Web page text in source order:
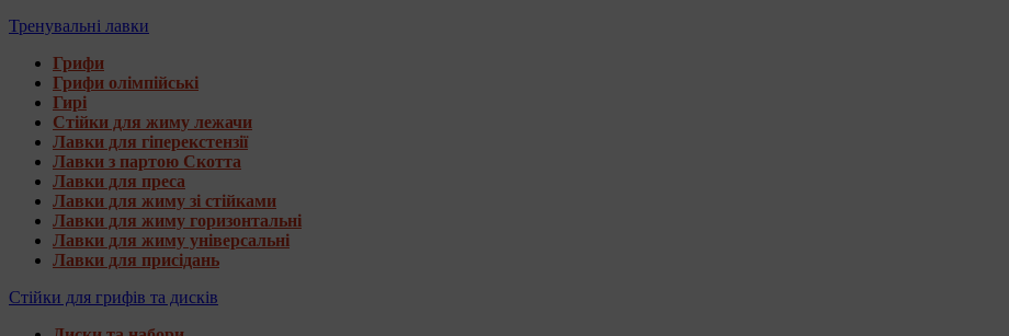
Тренувальні лавки
Грифи
Грифи олімпійські
Гирі
Стійки для жиму лежачи
Лавки для гіперекстензії
Лавки з партою Скотта
Лавки для преса
Лавки для жиму зі стійками
Лавки для жиму горизонтальні
Лавки для жиму універсальні
Лавки для присідань
Стійки для грифів та дисків